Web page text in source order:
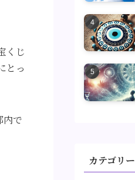
くじ
とっ
内で
カテゴリー